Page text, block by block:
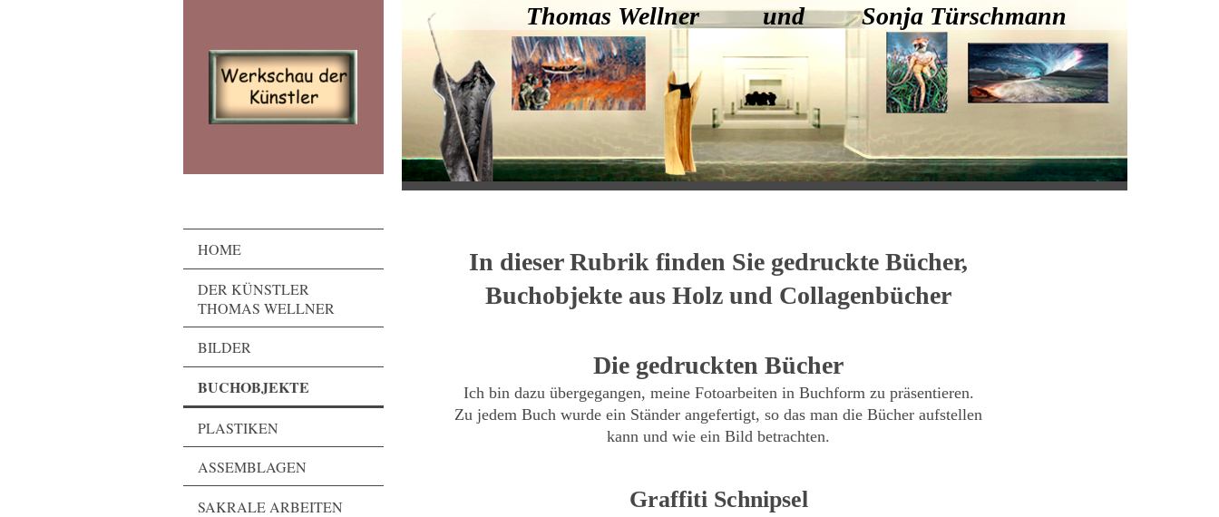
HOME
DER KÜNSTLER
THOMAS WELLNER
BILDER
BUCHOBJEKTE
PLASTIKEN
ASSEMBLAGEN
SAKRALE ARBEITEN
Thomas Wellner und Sonja Türschmann
In dieser Rubrik finden Sie gedruckte Bücher,
Buchobjekte aus Holz und Collagenbücher
Die gedruckten Bücher
Ich bin dazu übergegangen, meine Fotoarbeiten in Buchform zu präsentieren.
Zu jedem Buch wurde ein Ständer angefertigt, so das man die Bücher aufstellen
kann und wie ein Bild betrachten.
Graffiti Schnipsel